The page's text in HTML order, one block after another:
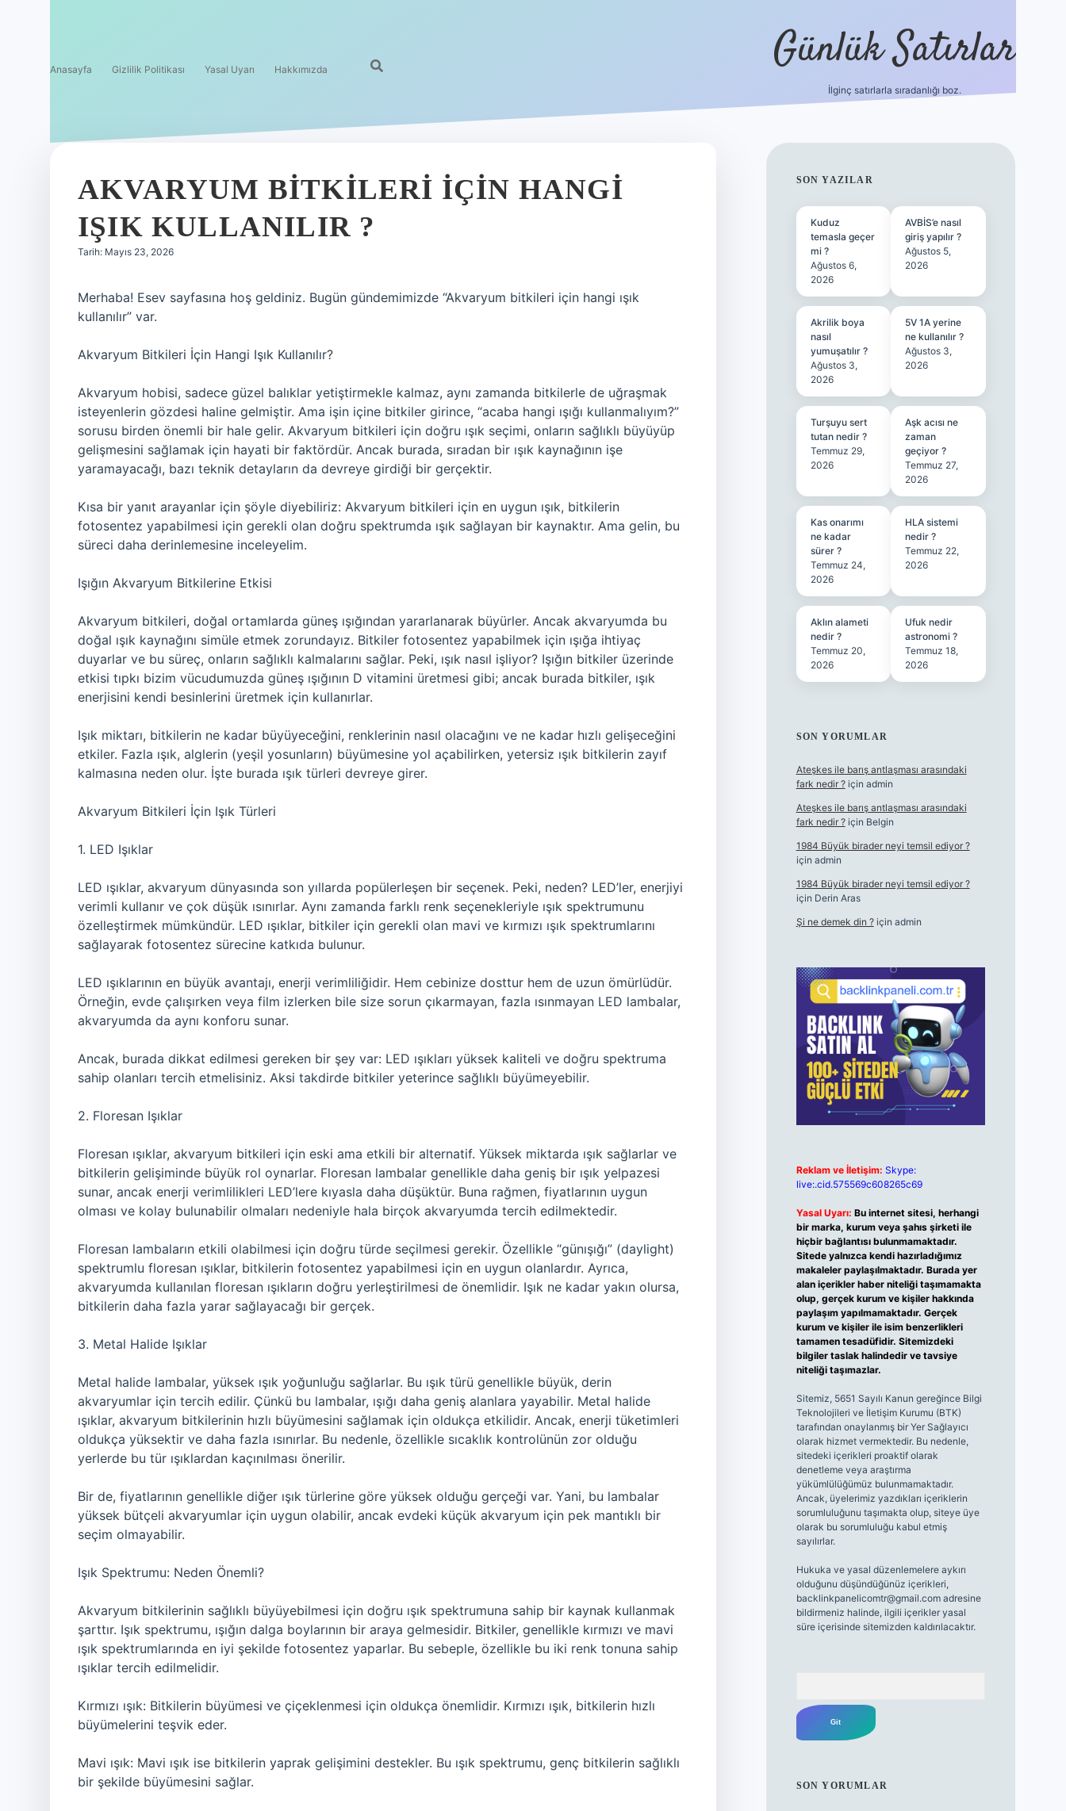
Anasayfa Gizlilik Politikası Yasal Uyarı Hakkımızda Günlük Satırlar
İlginç satırlarla sıradanlığı boz.
AKVARYUM BITKILERI IÇIN HANGI
IŞIK KULLANILIR ?
Tarih: Mayıs 23, 2026
Merhaba! Esev sayfasına hoş geldiniz. Bugün gündemimizde “Akvaryum bitkileri için hangi ışık
kullanılır” var.
Akvaryum Bitkileri İçin Hangi Işık Kullanılır?
Akvaryum hobisi, sadece güzel balıklar yetiştirmekle kalmaz, aynı zamanda bitkilerle de uğraşmak
isteyenlerin gözdesi haline gelmiştir. Ama işin içine bitkiler girince, “acaba hangi ışığı kullanmalıyım?”
sorusu birden önemli bir hale gelir. Akvaryum bitkileri için doğru ışık seçimi, onların sağlıklı büyüyüp
gelişmesini sağlamak için hayati bir faktördür. Ancak burada, sıradan bir ışık kaynağının işe
yaramayacağı, bazı teknik detayların da devreye girdiği bir gerçektir.
Kısa bir yanıt arayanlar için şöyle diyebiliriz: Akvaryum bitkileri için en uygun ışık, bitkilerin
fotosentez yapabilmesi için gerekli olan doğru spektrumda ışık sağlayan bir kaynaktır. Ama gelin, bu
süreci daha derinlemesine inceleyelim.
Işığın Akvaryum Bitkilerine Etkisi
Akvaryum bitkileri, doğal ortamlarda güneş ışığından yararlanarak büyürler. Ancak akvaryumda bu
doğal ışık kaynağını simüle etmek zorundayız. Bitkiler fotosentez yapabilmek için ışığa ihtiyaç
duyarlar ve bu süreç, onların sağlıklı kalmalarını sağlar. Peki, ışık nasıl işliyor? Işığın bitkiler üzerinde
etkisi tıpkı bizim vücudumuzda güneş ışığının D vitamini üretmesi gibi; ancak burada bitkiler, ışık
enerjisini kendi besinlerini üretmek için kullanırlar.
Işık miktarı, bitkilerin ne kadar büyüyeceğini, renklerinin nasıl olacağını ve ne kadar hızlı gelişeceğini
etkiler. Fazla ışık, alglerin (yeşil yosunların) büyümesine yol açabilirken, yetersiz ışık bitkilerin zayıf
kalmasına neden olur. İşte burada ışık türleri devreye girer.
Akvaryum Bitkileri İçin Işık Türleri
1. LED Işıklar
LED ışıklar, akvaryum dünyasında son yıllarda popülerleşen bir seçenek. Peki, neden? LED’ler, enerjiyi
verimli kullanır ve çok düşük ısınırlar. Aynı zamanda farklı renk seçenekleriyle ışık spektrumunu
özelleştirmek mümkündür. LED ışıklar, bitkiler için gerekli olan mavi ve kırmızı ışık spektrumlarını
sağlayarak fotosentez sürecine katkıda bulunur.
LED ışıklarının en büyük avantajı, enerji verimliliğidir. Hem cebinize dosttur hem de uzun ömürlüdür.
Örneğin, evde çalışırken veya film izlerken bile size sorun çıkarmayan, fazla ısınmayan LED lambalar,
akvaryumda da aynı konforu sunar.
Ancak, burada dikkat edilmesi gereken bir şey var: LED ışıkları yüksek kaliteli ve doğru spektruma
sahip olanları tercih etmelisiniz. Aksi takdirde bitkiler yeterince sağlıklı büyümeyebilir.
2. Floresan Işıklar
Floresan ışıklar, akvaryum bitkileri için eski ama etkili bir alternatif. Yüksek miktarda ışık sağlarlar ve
bitkilerin gelişiminde büyük rol oynarlar. Floresan lambalar genellikle daha geniş bir ışık yelpazesi
sunar, ancak enerji verimlilikleri LED’lere kıyasla daha düşüktür. Buna rağmen, fiyatlarının uygun
olması ve kolay bulunabilir olmaları nedeniyle hala birçok akvaryumda tercih edilmektedir.
Floresan lambaların etkili olabilmesi için doğru türde seçilmesi gerekir. Özellikle “günışığı” (daylight)
spektrumlu floresan ışıklar, bitkilerin fotosentez yapabilmesi için en uygun olanlardır. Ayrıca,
akvaryumda kullanılan floresan ışıkların doğru yerleştirilmesi de önemlidir. Işık ne kadar yakın olursa,
bitkilerin daha fazla yarar sağlayacağı bir gerçek.
3. Metal Halide Işıklar
Metal halide lambalar, yüksek ışık yoğunluğu sağlarlar. Bu ışık türü genellikle büyük, derin
akvaryumlar için tercih edilir. Çünkü bu lambalar, ışığı daha geniş alanlara yayabilir. Metal halide
ışıklar, akvaryum bitkilerinin hızlı büyümesini sağlamak için oldukça etkilidir. Ancak, enerji tüketimleri
oldukça yüksektir ve daha fazla ısınırlar. Bu nedenle, özellikle sıcaklık kontrolünün zor olduğu
yerlerde bu tür ışıklardan kaçınılması önerilir.
Bir de, fiyatlarının genellikle diğer ışık türlerine göre yüksek olduğu gerçeği var. Yani, bu lambalar
yüksek bütçeli akvaryumlar için uygun olabilir, ancak evdeki küçük akvaryum için pek mantıklı bir
seçim olmayabilir.
Işık Spektrumu: Neden Önemli?
Akvaryum bitkilerinin sağlıklı büyüyebilmesi için doğru ışık spektrumuna sahip bir kaynak kullanmak
şarttır. Işık spektrumu, ışığın dalga boylarının bir araya gelmesidir. Bitkiler, genellikle kırmızı ve mavi
ışık spektrumlarında en iyi şekilde fotosentez yaparlar. Bu sebeple, özellikle bu iki renk tonuna sahip
ışıklar tercih edilmelidir.
Kırmızı ışık: Bitkilerin büyümesi ve çiçeklenmesi için oldukça önemlidir. Kırmızı ışık, bitkilerin hızlı
büyümelerini teşvik eder.
Mavi ışık: Mavi ışık ise bitkilerin yaprak gelişimini destekler. Bu ışık spektrumu, genç bitkilerin sağlıklı
bir şekilde büyümesini sağlar.
SIDEBAR
SON YAZILAR
Kuduz
temasla geçer
mi ?
Ağustos 6,
2026
AVBİS’e nasıl
giriş yapılır ?
Ağustos 5,
2026
Akrilik boya
nasıl
yumuşatılır ?
Ağustos 3,
2026
5V 1A yerine
ne kullanılır ?
Ağustos 3,
2026
Turşuyu sert
tutan nedir ?
Temmuz 29,
2026
Aşk acısı ne
zaman
geçiyor ?
Temmuz 27,
2026
Kas onarımı
ne kadar
sürer ?
Temmuz 24,
2026
HLA sistemi
nedir ?
Temmuz 22,
2026
Aklın alameti
nedir ?
Temmuz 20,
2026
Ufuk nedir
astronomi ?
Temmuz 18,
2026
SON YORUMLAR
Ateşkes ile barış antlaşması arasındaki
fark nedir ?için admin
Ateşkes ile barış antlaşması arasındaki
fark nedir ?için Belgin
1984 Büyük birader neyi temsil ediyor ?
için admin
1984 Büyük birader neyi temsil ediyor ?
için Derin Aras
Şi ne demek din ?için admin
Reklam ve İletişim: Skype:
live:.cid.575569c608265c69
Yasal Uyarı: Bu internet sitesi, herhangi
bir marka, kurum veya şahıs şirketi ile
hiçbir bağlantısı bulunmamaktadır.
Sitede yalnızca kendi hazırladığımız
makaleler paylaşılmaktadır. Burada yer
alan içerikler haber niteliği taşımamakta
olup, gerçek kurum ve kişiler hakkında
paylaşım yapılmamaktadır. Gerçek
kurum ve kişiler ile isim benzerlikleri
tamamen tesadüfidir. Sitemizdeki
bilgiler taslak halindedir ve tavsiye
niteliği taşımazlar.
Sitemiz, 5651 Sayılı Kanun gereğince Bilgi
Teknolojileri ve İletişim Kurumu (BTK)
tarafından onaylanmış bir Yer Sağlayıcı
olarak hizmet vermektedir. Bu nedenle,
sitedeki içerikleri proaktif olarak
denetleme veya araştırma
yükümlülüğümüz bulunmamaktadır.
Ancak, üyelerimiz yazdıkları içeriklerin
sorumluluğunu taşımakta olup, siteye üye
olarak bu sorumluluğu kabul etmiş
sayılırlar.
Hukuka ve yasal düzenlemelere aykırı
olduğunu düşündüğünüz içerikleri,
backlinkpanelicomtr@gmail.comadresine
bildirmeniz halinde, ilgili içerikler yasal
süre içerisinde sitemizden kaldırılacaktır.
SON YORUMLAR
ilbet giriş